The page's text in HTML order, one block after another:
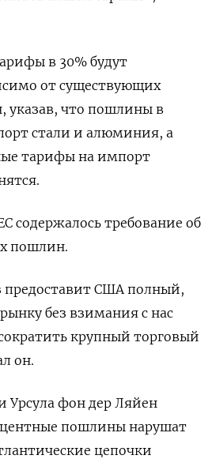
в 30% будут
от существующих
указав, что пошлины в
стали и алюминия, а
тарифы на импорт
содержалось требование об
пошлин.
предоставит США полный,
без взимания с нас
крупный торговый
он.
Урсула фон дер Ляйен
пошлины нарушат
цепочки